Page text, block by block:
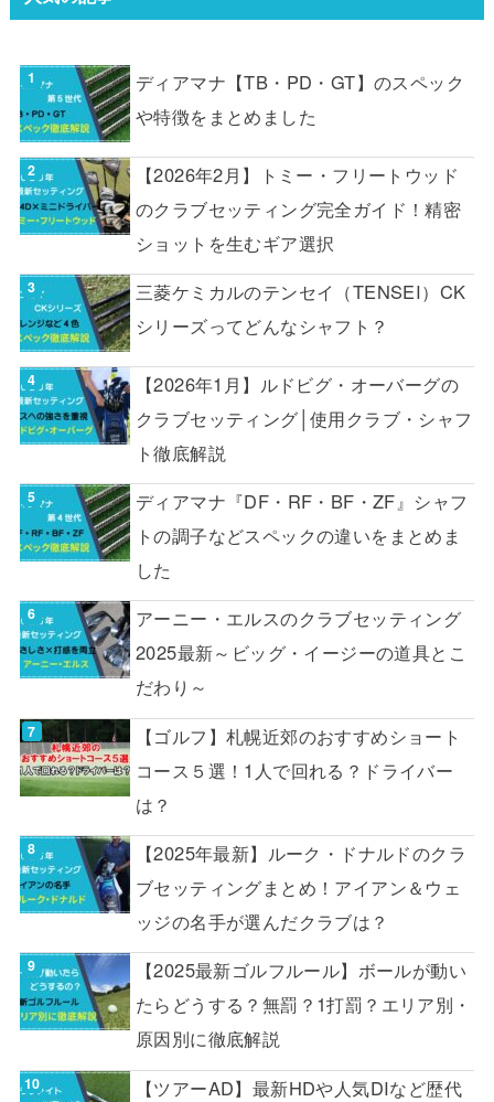
ディアマナ【TB・PD・GT】のスペック
や特徴をまとめました
【2026年2月】トミー・フリートウッド
のクラブセッティング完全ガイド！精密
ショットを生むギア選択
三菱ケミカルのテンセイ（TENSEI）CK
シリーズってどんなシャフト？
【2026年1月】ルドビグ・オーバーグの
クラブセッティング│使用クラブ・シャフ
ト徹底解説
ディアマナ『DF・RF・BF・ZF』シャフ
トの調子などスペックの違いをまとめま
した
アーニー・エルスのクラブセッティング
2025最新～ビッグ・イージーの道具とこ
だわり～
【ゴルフ】札幌近郊のおすすめショート
コース５選！1人で回れる？ドライバー
は？
【2025年最新】ルーク・ドナルドのクラ
ブセッティングまとめ！アイアン＆ウェ
ッジの名手が選んだクラブは？
【2025最新ゴルフルール】ボールが動い
たらどうする？無罰？1打罰？エリア別・
原因別に徹底解説
【ツアーAD】最新HDや人気DIなど歴代